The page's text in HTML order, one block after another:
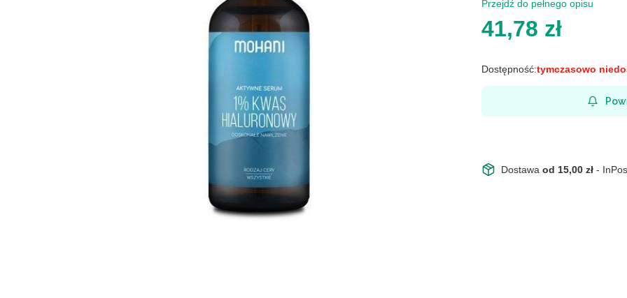
Przejdź do pełnego opisu
Cena
41,78 zł
Dostępność:tymczasowo
Dostawa od 15,00 zł -